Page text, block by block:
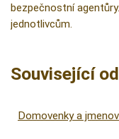
bezpečnostní
jednotlivcům.
Související
Domovenky a